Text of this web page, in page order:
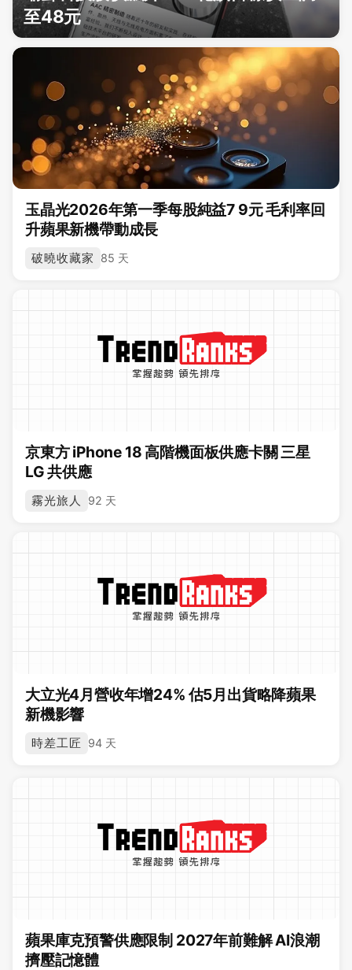
至48元
玉晶光2026年第一季每股純益7 9元 毛利率回
升蘋果新機帶動成長
破曉收藏家 85 天
京東方 iPhone 18 高階機面板供應卡關 三星
LG 共供應
霧光旅人 92 天
大立光4月營收年增24% 估5月出貨略降蘋果
新機影響
時差工匠 94 天
蘋果庫克預警供應限制 2027年前難解 AI浪潮
擠壓記憶體